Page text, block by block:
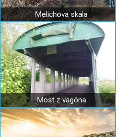
Melichova skala
Most z vagóna